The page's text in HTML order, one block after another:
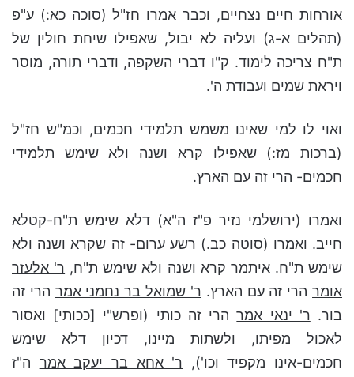
אורחות חיים נצחיים, וכבר אמרו חז"ל (סוכה כא:) ע"פ
(תהלים א-ג) ועליה לא יבול, שאפילו שיחת חולין של
ת"ח צריכה לימוד. ק"ו דברי השקפה, ודברי תורה, מוסר
ויראת שמים ועבודת ה'.
ואוי לו למי שאינו משמש תלמידי חכמים, וכמ"ש חז"ל
(ברכות מז:) שאפילו קרא ושנה ולא שימש תלמידי
חכמים- הרי זה עם הארץ.
ואמרו (ירושלמי נזיר פ"ז ה"א) דלא שימש ת"ח-קטלא
חייב. ואמרו (סוטה כב.) רשע ערום- זה שקרא ושנה ולא
שימש ת"ח. איתמר קרא ושנה ולא שימש ת"ח, ר' אלעזר
אומרהרי זה עם הארץ. ר' שמואל בר נחמני אמר הרי זה
בור. ר' ינאי אמרהרי זה כותי (ופרש"י [ככותי] ואסור
לאכול מפיתו, ולשתות מיינו, דכיון דלא שימש
חכמים-אינו מקפיד וכו'), ר' אחא בר יעקב אמר ה"ז